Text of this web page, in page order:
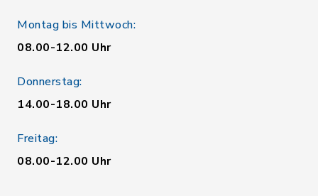
Montag bis Mittwoch:
08.00-12.00 Uhr
Donnerstag:
14.00-18.00 Uhr
Freitag:
08.00-12.00 Uhr